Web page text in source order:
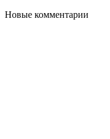
Новые комментарии